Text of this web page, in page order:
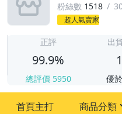
粉絲數 1518
超人氣賣家
正評
99.9%
總評價 5950
出
優
首頁主打 商品分類